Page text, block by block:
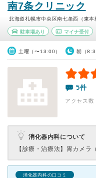
南7条クリニック
北海道札幌市中央区南七条西（東
駐車場あり マイナ受付
土曜（〜13:00） 朝（
5件
アクセス
消化器内科について
【診療・治療法】 胃カメラ
消化器内科の口コミ